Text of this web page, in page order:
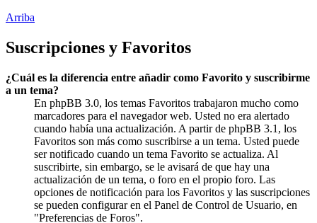
Arriba
Suscripciones y Favoritos
¿Cuál es la diferencia entre añadir como Favorito y suscribirme
a un tema?
En phpBB 3.0, los temas Favoritos trabajaron mucho como
marcadores para el navegador web. Usted no era alertado
cuando había una actualización. A partir de phpBB 3.1, los
Favoritos son más como suscribirse a un tema. Usted puede
ser notificado cuando un tema Favorito se actualiza. Al
suscribirte, sin embargo, se le avisará de que hay una
actualización de un tema, o foro en el propio foro. Las
opciones de notificación para los Favoritos y las suscripciones
se pueden configurar en el Panel de Control de Usuario, en
"Preferencias de Foros".